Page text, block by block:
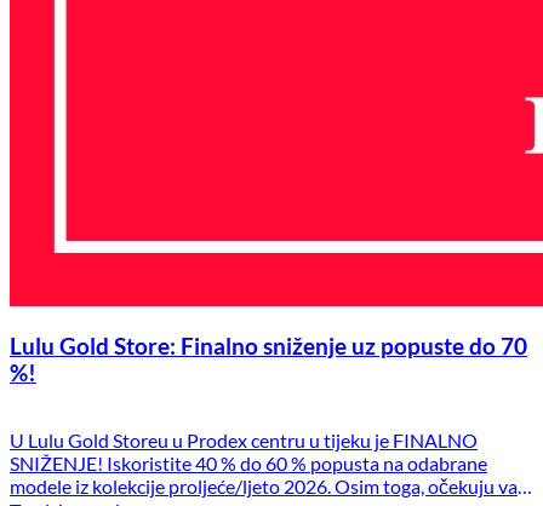
Lulu Gold Store: Finalno sniženje uz popuste do 70
%!
U Lulu Gold Storeu u Prodex centru u tijeku je FINALNO
SNIŽENJE! Iskoristite 40 % do 60 % popusta na odabrane
modele iz kolekcije proljeće/ljeto 2026. Osim toga, očekuju vas